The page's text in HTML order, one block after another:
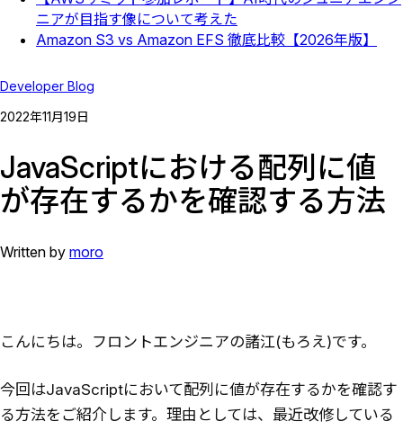
ニアが目指す像について考えた
Amazon S3 vs Amazon EFS 徹底比較【2026年版】
Developer Blog
2022年11月19日
JavaScriptにおける配列に値
が存在するかを確認する方法
Written by moro
こんにちは。フロントエンジニアの諸江(もろえ)です。
今回はJavaScriptにおいて配列に値が存在するかを確認す
る方法をご紹介します。理由としては、最近改修している